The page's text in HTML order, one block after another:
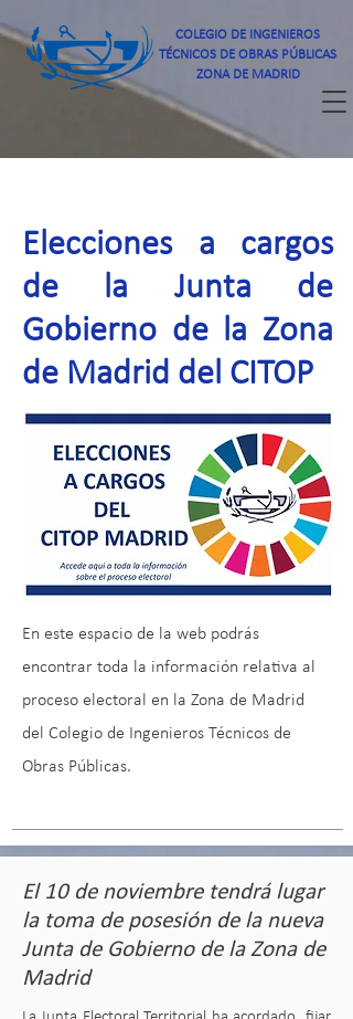
COLEGIO DE INGENIEROS
TÉCNICOS DE OBRAS PÚBLICAS
ZONA DE MADRID
Elecciones a cargos
de la Junta de
Gobierno de la Zona
de Madrid del CITOP
En este espacio de la web podrás
encontrar toda la información relativa al
proceso electoral en la Zona de Madrid
del Colegio de Ingenieros Técnicos de
Obras Públicas.
El 10 de noviembre tendrá lugar
la toma de posesión de la nueva
Junta de Gobierno de la Zona de
Madrid